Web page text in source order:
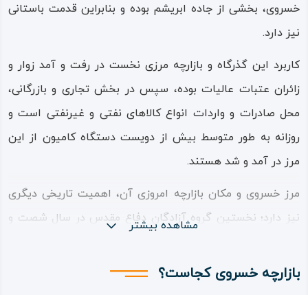
خسروی، بخشی از جاده‌ ابریشم بوده و بنابراین قدمت باستانی
نیز دارد.
کاربرد این گذرگاه و بازارچه‌ مرزی نخست در رفت و آمد زوار و
زائران عتبات عالیات بوده، سپس در بخش تجاری و بازرگانی،
محل صادرات و واردات انواع کالاهای نفتی و غیرنفتی است و
روزانه به طور متوسط بیش از دویست دستگاه کامیون از این
مرز در آمد و شد هستند.
مرز خسروی و مکان بازارچه‌ امروزی آن، اهمیت تاریخی دیگری
نیز دارد؛ نخستین گروه آزادگان دفاع مقدس در سال شصت‌ و
مکان مراسم یادب ودی برای آزادگان عزیز برگزار می‌شود.
مشاهده بیشتر
بازارچه خسروی کجاست؟